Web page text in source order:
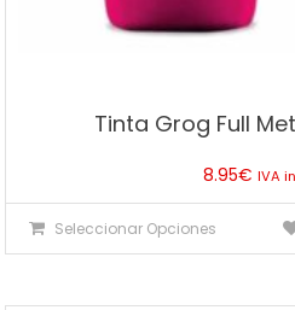
Tinta Grog Full
8.95€ IVA
Seleccionar Opciones